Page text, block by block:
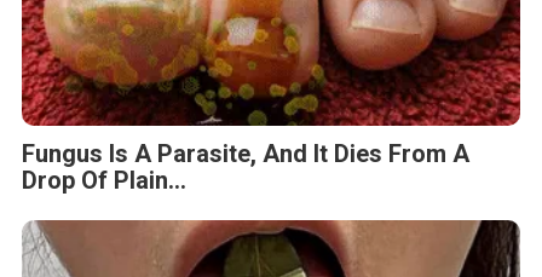
Fungus Is A Parasite, And It Dies From A
Drop Of Plain...